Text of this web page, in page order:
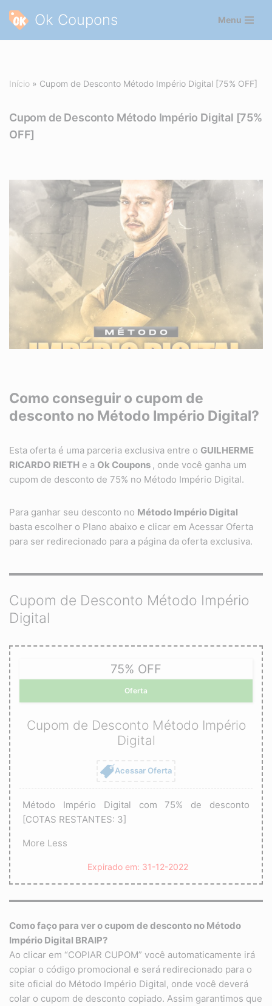
Pular
Ok Coupons Menu
Início » Cupom de Desconto Método Império Digital [75% OFF]
Cupom de Desconto Método Império Digital [75%
OFF]
Como conseguir o cupom de
desconto no Método Império Digital?
Esta oferta é uma parceria exclusiva entre o GUILHERME
RICARDO RIETH e a Ok Coupons , onde você ganha um
cupom de desconto de 75% no Método Império Digital.
Para ganhar seu desconto no Método Império Digital
basta escolher o Plano abaixo e clicar em Acessar Oferta
para ser redirecionado para a página da oferta exclusiva.
Cupom de Desconto Método Império
Digital
75% OFF
Oferta
Cupom de Desconto Método Império
Digital
Acessar Oferta
Método Império Digital com 75% de desconto
[COTAS RESTANTES: 3]
More Less
Expirado em: 31-12-2022
Como faço para ver o cupom de desconto no Método
Império Digital BRAIP?
Ao clicar em “COPIAR CUPOM” você automaticamente irá
copiar o código promocional e será redirecionado para o
site oficial do Método Império Digital, onde você deverá
colar o cupom de desconto copiado. Assim garantimos que